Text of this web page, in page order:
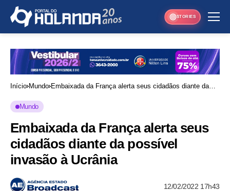
STORIES
Início Mundo Embaixada da França alerta seus cidadãos diante da
Mundo
Embaixada da França alerta seus
cidadãos diante da possível
invasão à Ucrânia
12/02/2022 17h43